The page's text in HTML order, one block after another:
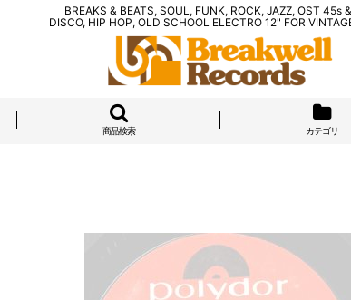
BREAKS & BEATS, SOUL, FUNK, ROCK, JAZZ, OST 45s
DISCO, HIP HOP, OLD SCHOOL ELECTRO 12" FOR
商品検索 カテゴリ